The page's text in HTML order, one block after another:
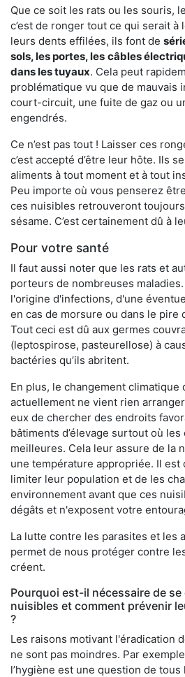
Que ce soit les rats ou les souris,
c’est de ronger tout ce qui serait à
leurs dents effilées, ils font de
sols, les portes, les câbles
dans les tuyaux. Cela peut
problématique vu que de mauvais
court-circuit, une fuite de gaz ou
engendrés.
Ce n’est pas tout ! Laisser ces
c’est accepté d’être leur hôte. Ils
aliments à tout moment et à tout
Peu importe où vous penserez
ces nuisibles retrouveront
sésame. C’est certainement dû à
Pour votre santé
Il faut aussi noter que les rats et
porteurs de nombreuses
l'origine d'infections, d'une
en cas de morsure ou dans le pire
Tout ceci est dû aux germes
(leptospirose, pasteurellose) à
bactéries qu’ils abritent.
En plus, le changement climatique
actuellement ne vient rien
eux de chercher des endroits
bâtiments d’élevage surtout où
meilleures. Cela leur assure de la
une température appropriée. Il est
limiter leur population et de les
environnement avant que ces
dégâts et n'exposent votre
La lutte contre les parasites et les
permet de nous protéger contre
créent.
Pourquoi est-il nécessaire de
nuisibles et comment prévenir
?
Les raisons motivant l'éradication
ne sont pas moindres. Par
l’hygiène est une question de